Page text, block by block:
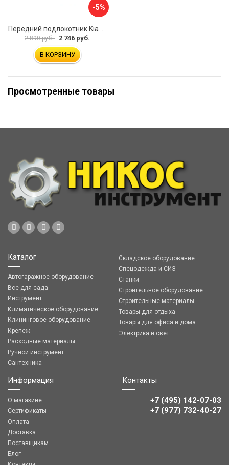
-5%
2 890 руб. 2 746 руб.
В КОРЗИНУ
Просмотренные товары
Каталог
Автогаражное оборудование
Все для сада
Инструмент
Климатическое оборудование
Клининговое оборудование
Крепеж
Расходные материалы
Ручной инструмент
Сантехника
Складское оборудование
Спецодежда и СИЗ
Станки
Строительное оборудование
Строительные материалы
Товары для отдыха
Товары для офиса и дома
Электрика и свет
Информация
О магазине
Сертификаты
Оплата
Доставка
Поставщикам
Блог
Контакты
+7 (495) 142-07-03
‎‎+7 (977) 732-40-27